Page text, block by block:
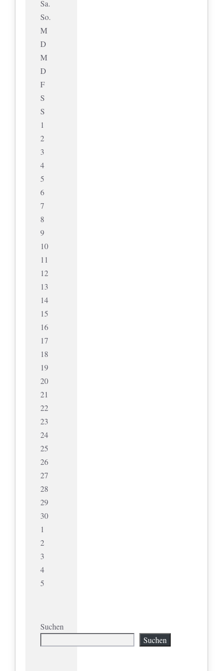
Sa.
So.
M
D
M
D
F
S
S
1
2
3
4
5
6
7
8
9
10
11
12
13
14
15
16
17
18
19
20
21
22
23
24
25
26
27
28
29
30
1
2
3
4
5
Suchen
Suchen